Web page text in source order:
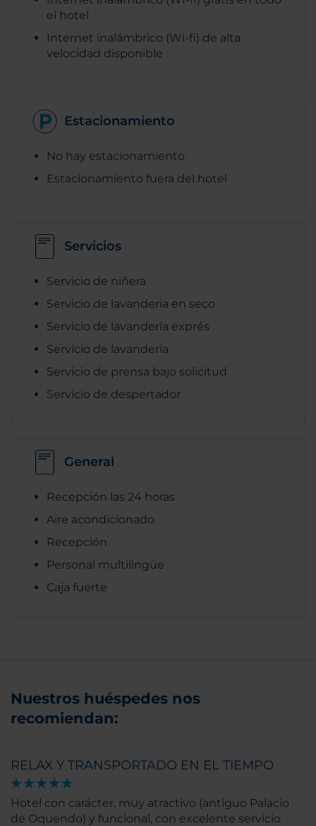
el hotel
Internet inalámbrico (Wi-fi) de alta
velocidad disponible
Estacionamiento
No hay estacionamiento
Estacionamiento fuera del hotel
Servicios
Servicio de niñera
Servicio de lavanderia en seco
Servicio de lavandería exprés
Servicio de lavandería
Servicio de prensa bajo solicitud
Servicio de despertador
General
Recepción las 24 horas
Aire acondicionado
Recepción
Personal multilingüe
Caja fuerte
Nuestros huéspedes nos
recomiendan:
RELAX Y TRANSPORTADO EN EL TIEMPO
Hotel con carácter, muy atractivo (antiguo Palacio
de Oquendo) y funcional, con excelente servicio